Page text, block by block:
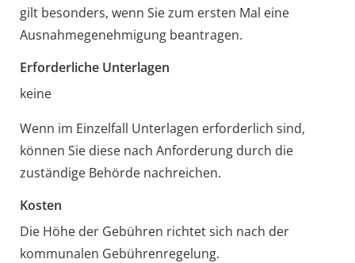
gilt besonders, wenn Sie zum ersten Mal eine
Ausnahmegenehmigung beantragen.
Erforderliche Unterlagen
keine
Wenn im Einzelfall Unterlagen erforderlich sind,
können Sie diese nach Anforderung durch die
zuständige Behörde nachreichen.
Kosten
Die Höhe der Gebühren richtet sich nach der
kommunalen Gebührenregelung.